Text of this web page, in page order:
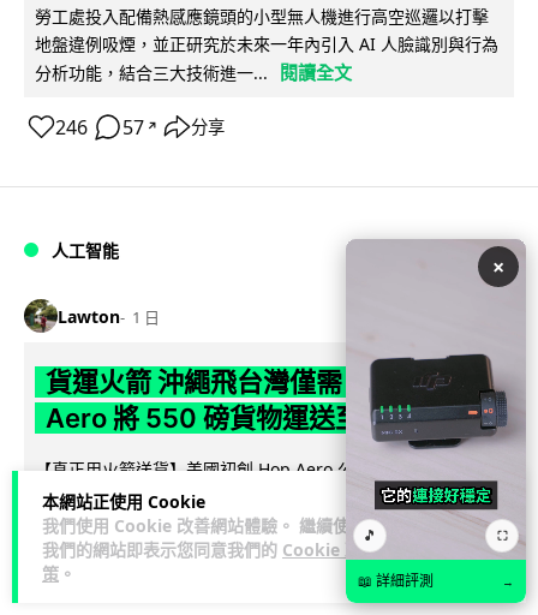
本網站正使用 Cookie
我們使用 Cookie 改善網站體驗。 繼續使用
我們的網站即表示您同意我們的 Cookie 政
策 。
勞工處投入配備熱感應鏡頭的小型無人機進行高空巡邏以打擊
地盤違例吸煙，並正研究於未來一年內引入 AI 人臉識別與行為
分析功能，結合三大技術進一...
閱讀全文
246 57 ↗ 分享
人工智能
Lawton 1 日
貨運火箭 沖繩飛台灣僅需 15 分鐘 Hop
Aero 將 550 磅貨物運送至 725 公里外
【真正用火箭送貨】美國初創 Hop Aero 公開自動駕駛貨運火
箭，聲稱可在 15 分鐘內將 250 公斤物資投送 750 公里外，並
以沖繩...
閱讀全文
55
×
🎵 ⛶
📖 詳細評測 →